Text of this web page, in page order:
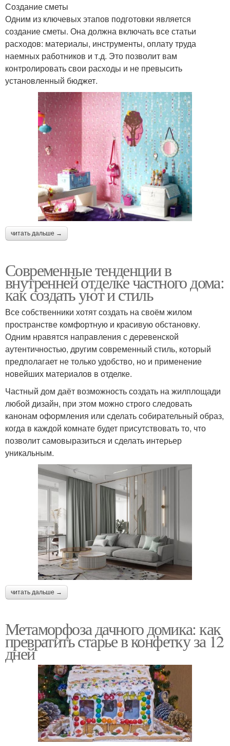
Создание сметы
Одним из ключевых этапов подготовки является
создание сметы. Она должна включать все статьи
расходов: материалы, инструменты, оплату труда
наемных работников и т.д. Это позволит вам
контролировать свои расходы и не превысить
установленный бюджет.
читать дальше →
Современные тенденции в
внутренней отделке частного дома:
как создать уют и стиль
Все собственники хотят создать на своём жилом
пространстве комфортную и красивую обстановку.
Одним нравятся направления с деревенской
аутентичностью, другим современный стиль, который
предполагает не только удобство, но и применение
новейших материалов в отделке.
Частный дом даёт возможность создать на жилплощади
любой дизайн, при этом можно строго следовать
канонам оформления или сделать собирательный образ,
когда в каждой комнате будет присутствовать то, что
позволит самовыразиться и сделать интерьер
уникальным.
читать дальше →
Метаморфоза дачного домика: как
превратить старье в конфетку за 12
дней